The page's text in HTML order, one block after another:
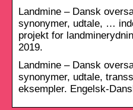
Landmine – Dansk
synonymer, udtale, …
projekt for
2019.
Landmine – Dansk
synonymer, udtale,
eksempler. Engelsk-